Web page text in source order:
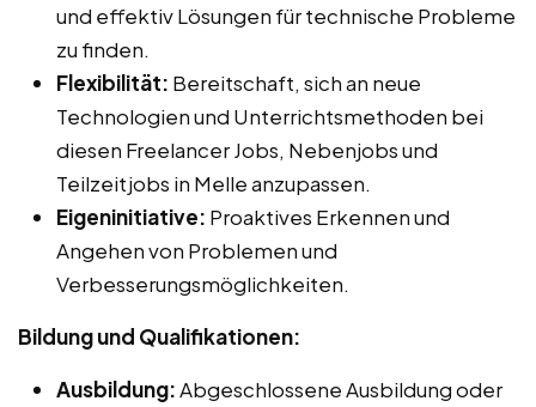
und effektiv Lösungen für technische Probleme
zu finden.
Flexibilität: Bereitschaft, sich an neue
Technologien und Unterrichtsmethoden bei
diesen Freelancer Jobs, Nebenjobs und
Teilzeitjobs in Melle anzupassen.
Eigeninitiative: Proaktives Erkennen und
Angehen von Problemen und
Verbesserungsmöglichkeiten.
Bildung und Qualifikationen:
Ausbildung:Abgeschlossene Ausbildung oder